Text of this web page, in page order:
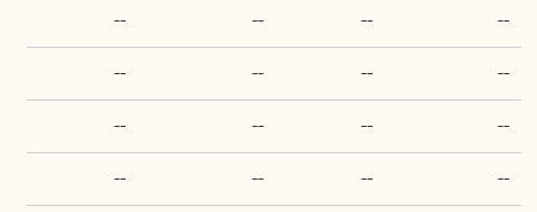
--
--
--
--
--
--
--
--
--
--
--
--
--
--
--
--